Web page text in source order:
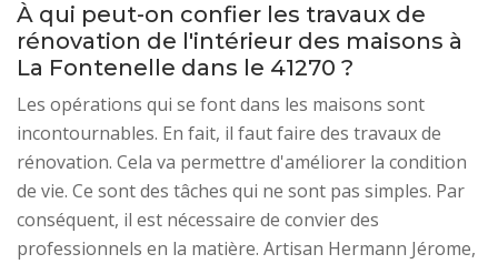
À qui peut-on confier les travaux de
rénovation de l'intérieur des maisons à
La Fontenelle dans le 41270 ?
Les opérations qui se font dans les maisons sont
incontournables. En fait, il faut faire des travaux de
rénovation. Cela va permettre d'améliorer la condition
de vie. Ce sont des tâches qui ne sont pas simples. Par
conséquent, il est nécessaire de convier des
professionnels en la matière. Artisan Hermann Jérome,